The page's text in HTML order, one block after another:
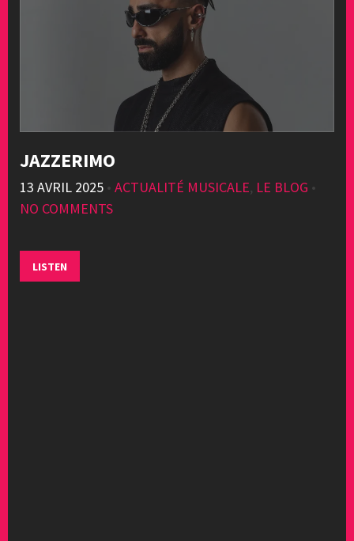
JAZZERIMO
13 AVRIL 2025 • ACTUALITÉ MUSICALE, LE BLOG •
NO COMMENTS
LISTEN